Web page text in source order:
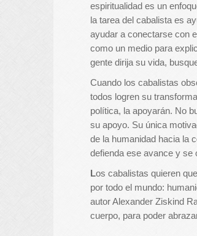
espiritualidad es un
la tarea del cabalista es
ayudar a conectarse con
como un medio para
gente dirija su vida,
Cuando los cabalistas
todos logren su
política, la apoyarán. No
su apoyo. Su única
de la humanidad hacia la
defienda ese avance y se
Los cabalistas quieren
por todo el mundo:
autor Alexander Ziskind
cuerpo, para poder